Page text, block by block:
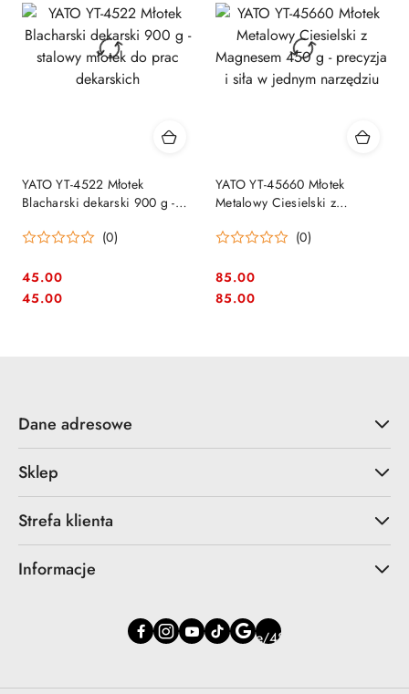
YATO YT-4522 Młotek
Blacharski dekarski 900 g -
dekarskich
(0)
Cena:
45.00
Cena:
45.00
YATO YT-45660 Młotek
Metalowy Ciesielski z
siła w jednym narzędziu
(0)
Cena:
85.00
Cena:
85.00
Dane adresowe
Sklep
Strefa klienta
Informacje